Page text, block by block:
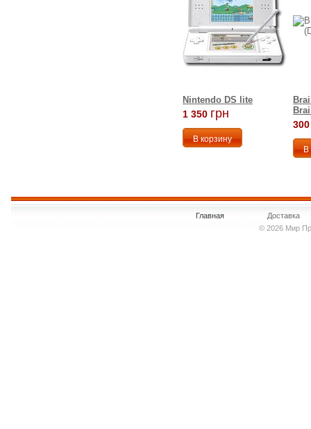
Nintendo DS lite
1 350 грн
300
Главная
Доставка
© 2026 Мир